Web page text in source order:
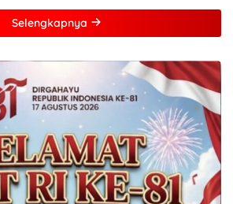
Selengkapnya